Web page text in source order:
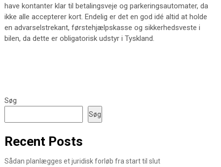
have kontanter klar til betalingsveje og parkeringsautomater, da
ikke alle accepterer kort. Endelig er det en god idé altid at holde
en advarselstrekant, førstehjælpskasse og sikkerhedsveste i
bilen, da dette er obligatorisk udstyr i Tyskland.
Søg
Søg
Recent Posts
Sådan planlægges et juridisk forløb fra start til slut